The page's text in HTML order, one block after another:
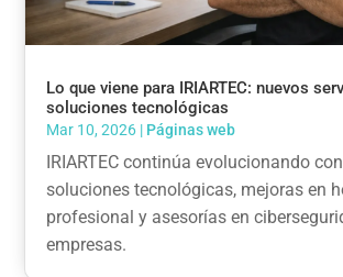
Lo que viene para IRIARTEC: nuevos
soluciones tecnológicas
Mar 10, 2026 | Páginas web
IRIARTEC continúa evolucionando
soluciones tecnológicas, mejoras en
profesional y asesorías en
empresas.